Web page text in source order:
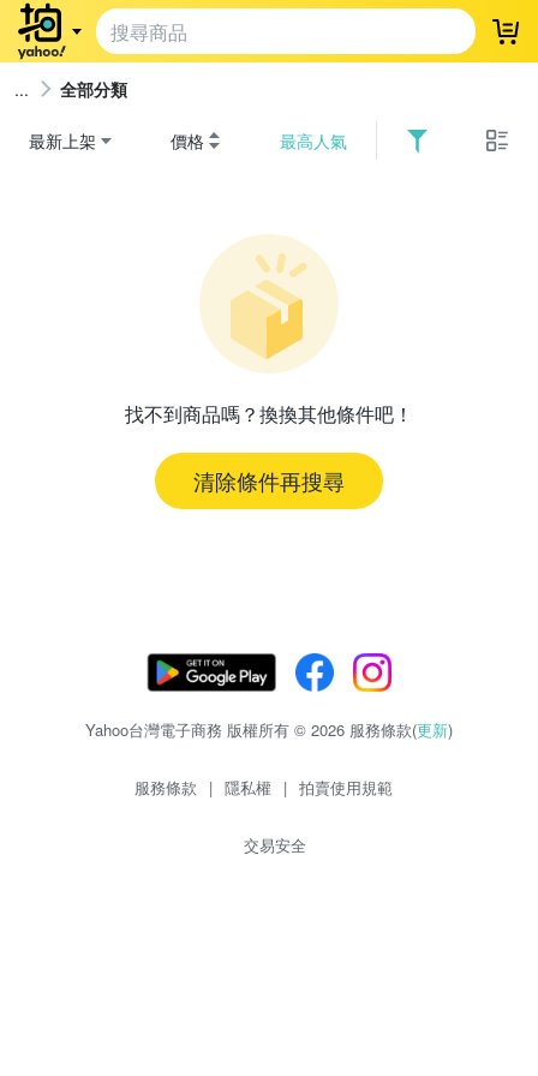
登
全部分類
最新上架 價格 最高人氣
找不到商品嗎？換換其他條件吧！
清除條件再搜尋
Yahoo台灣電子商務 版權所有 © 2026 服務條款(更新)
服務條款 | 隱私權 | 拍賣使用規範
交易安全